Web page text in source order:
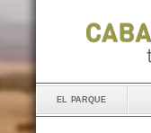
el parque